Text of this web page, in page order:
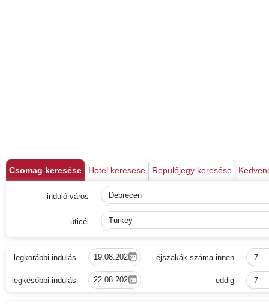
Csomag keresése Hotel keresese Repülőjegy keresése
induló város Debrecen
úticél Turkey
legkorábbi indulás éjszakák száma innen 7
legkésőbbi indulás eddig 7